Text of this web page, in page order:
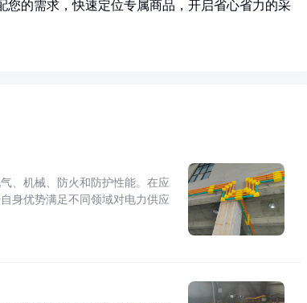
的需求，快速定位专属商品，开启省心省力的采
、机械、防火和防护性能。在应
身优势满足不同领域对电力供应